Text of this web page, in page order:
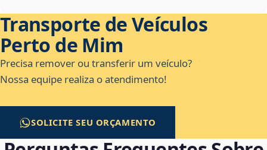
Transporte de Veículos
Perto de Mim
Precisa remover ou transferir um veículo?
Nossa equipe realiza o atendimento!
SOLICITE SEU ORÇAMENTO